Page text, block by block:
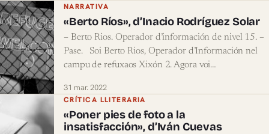
NARRATIVA
«Berto Ríos», d’Inacio Rodríguez Solar
– Berto Rios. Operador d’información de nivel 15. –
Pase. Soi Berto Rios, Operador d’Información nel
campu de refuxaos Xixón 2. Agora voi…
31 mar. 2022
CRÍTICA LLITERARIA
«Poner pies de foto a la
insatisfacción», d’Iván Cuevas